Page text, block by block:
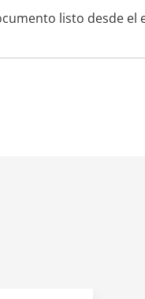
listo desde el